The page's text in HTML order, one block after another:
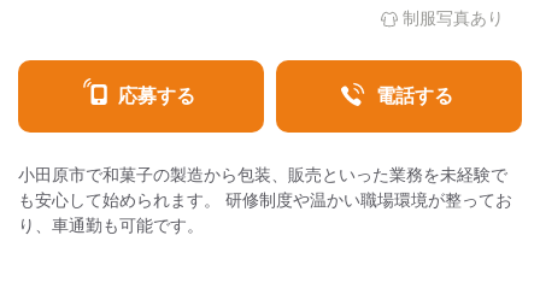
制服写真あり
応募する 電話する
小田原市で和菓子の製造から包装、販売といった業務を未経験で
も安心して始められます。 研修制度や温かい職場環境が整ってお
り、車通勤も可能です。